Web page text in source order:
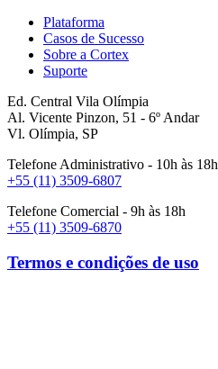
Plataforma
Casos de Sucesso
Sobre a Cortex
Suporte
Ed. Central Vila Olímpia
Al. Vicente Pinzon, 51 - 6º Andar
Vl. Olímpia, SP
Telefone Administrativo - 10h às 18h
+55 (11) 3509-6807
Telefone Comercial - 9h às 18h
+55 (11) 3509-6870
Termos e condições de uso